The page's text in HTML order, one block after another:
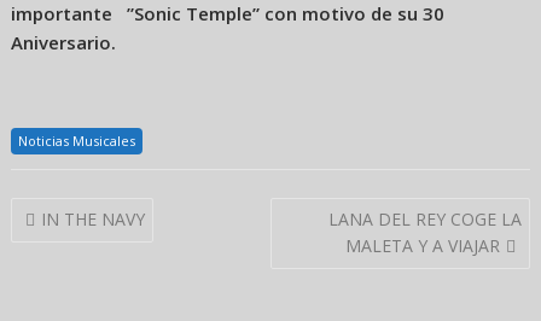
importante ”Sonic Temple” con motivo de su 30
Aniversario.
Noticias Musicales
Navegación
IN THE NAVY
LANA DEL REY COGE LA
MALETA Y A VIAJAR